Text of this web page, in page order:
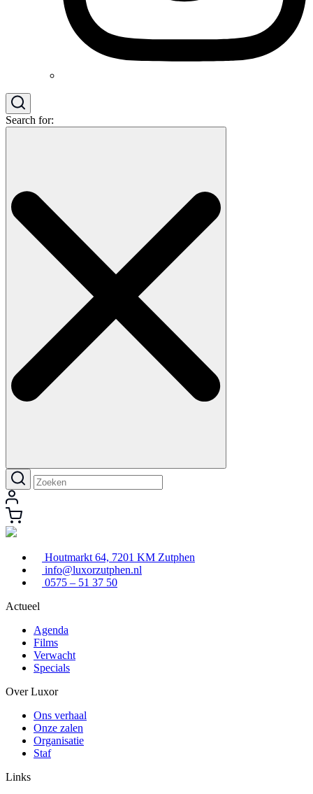
Search for:
Houtmarkt 64, 7201 KM Zutphen
info@luxorzutphen.nl
0575 – 51 37 50
Actueel
Agenda
Films
Verwacht
Specials
Over Luxor
Ons verhaal
Onze zalen
Organisatie
Staf
Links